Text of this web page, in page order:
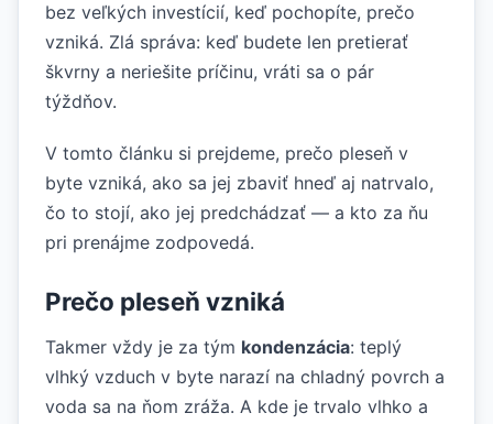
bez veľkých investícií, keď pochopíte, prečo
vzniká. Zlá správa: keď budete len pretierať
škvrny a neriešite príčinu, vráti sa o pár
týždňov.
V tomto článku si prejdeme, prečo pleseň v
byte vzniká, ako sa jej zbaviť hneď aj natrvalo,
čo to stojí, ako jej predchádzať — a kto za ňu
pri prenájme zodpovedá.
Prečo pleseň vzniká
Takmer vždy je za tým kondenzácia: teplý
vlhký vzduch v byte narazí na chladný povrch a
voda sa na ňom zráža. A kde je trvalo vlhko a